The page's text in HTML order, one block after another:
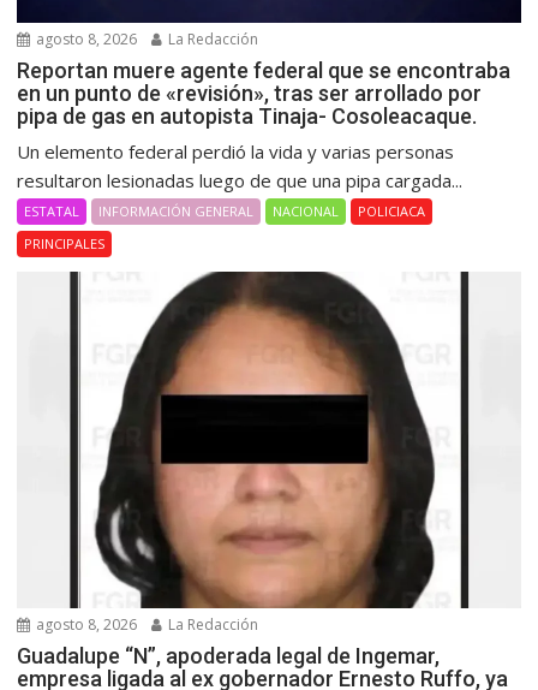
agosto 8, 2026 La Redacción
Reportan muere agente federal que se encontraba
en un punto de «revisión», tras ser arrollado por
pipa de gas en autopista Tinaja- Cosoleacaque.
Un elemento federal perdió la vida y varias personas
resultaron lesionadas luego de que una pipa cargada...
ESTATAL INFORMACIÓN GENERAL NACIONAL
POLICIACA
PRINCIPALES
agosto 8, 2026 La Redacción
Guadalupe “N”, apoderada legal de Ingemar,
empresa ligada al ex gobernador Ernesto Ruffo, ya